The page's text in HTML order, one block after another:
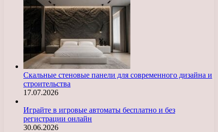
Скальные стеновые панели для современного дизайна и
строительства
17.07.2026
Играйте в игровые автоматы бесплатно и без
регистрации онлайн
30.06.2026